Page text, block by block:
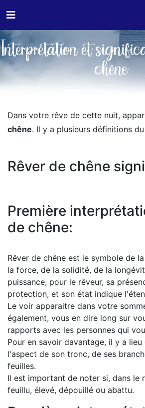
Interprétation et
chêne
Dans votre rêve de cette nuit,
chêne. Il y a plusieurs définitions
Rêver de chêne
Première
de chêne:
Rêver de chêne est le symbole de
la force, de la solidité, de la
puissance; pour le rêveur, sa
protection, et son état indique
Le voir apparaitre dans votre
également, vous en dire long sur
rapports avec les personnes qui
Pour en savoir davantage, il y a
l'aspect de son tronc, de ses
feuilles.
Il est important de noter si, dans le
feuillu, élevé, dépouillé ou abattu.